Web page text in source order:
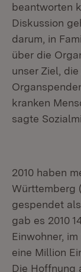
beantworten
Diskussion
darum, in
über die
unser Ziel,
kranken
sagte
2010 haben
Württemberg
gespendet
gab es 2010
Einwohner,
eine Million
Die Hoffnung